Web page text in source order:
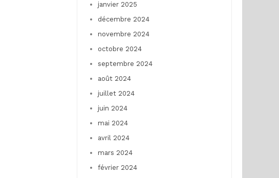
janvier 2025
décembre 2024
novembre 2024
octobre 2024
septembre 2024
août 2024
juillet 2024
juin 2024
mai 2024
avril 2024
mars 2024
février 2024